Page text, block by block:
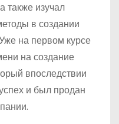
также изучал
в создании
на первом курсе
на создание
впоследствии
и был продан